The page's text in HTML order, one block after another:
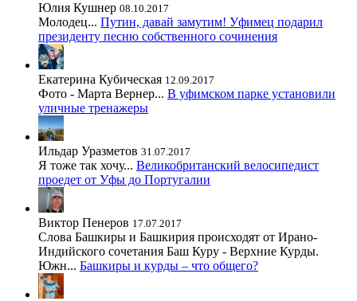
Юлия Кушнер 08.10.2017
Молодец... Путин, давай замутим! Уфимец подарил
президенту песню собственного сочинения
Екатерина Кубическая 12.09.2017
Фото - Марта Вернер... В уфимском парке установили
уличные тренажеры
Ильдар Уразметов 31.07.2017
Я тоже так хочу... Великобританский велосипедист
проедет от Уфы до Португалии
Виктор Пенеров 17.07.2017
Слова Башкиры и Башкирия происходят от Ирано-
Индийского сочетания Баш Куру - Верхние Курды.
Южн... Башкиры и курды – что общего?